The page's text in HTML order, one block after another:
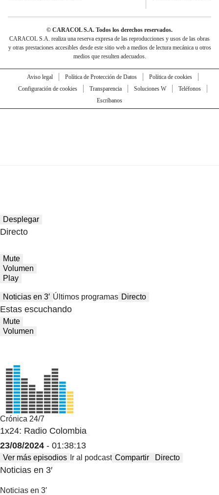
© CARACOL S.A. Todos los derechos reservados.
CARACOL S.A. realiza una reserva expresa de las reproducciones y usos de las obras
y otras prestaciones accesibles desde este sitio web a medios de lectura mecánica u otros
medios que resulten adecuados.
Aviso legal Política de Protección de Datos
Política de cookies
Configuración de cookies
Transparencia Soluciones W
Teléfonos
Escríbanos
Desplegar
Directo
Mute
Volumen
Play
Noticias en 3′ Últimos programas Directo
Estas escuchando
Mute
Volumen
Crónica 24/7
1x24: Radio Colombia
23/08/2024 - 01:38:13
Ver más episodios Ir al podcast Compartir Directo
Noticias en 3′
Noticias en 3′